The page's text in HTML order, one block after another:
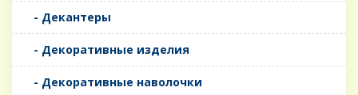
- Декантеры
- Декоративные изделия
- Декоративные наволочки